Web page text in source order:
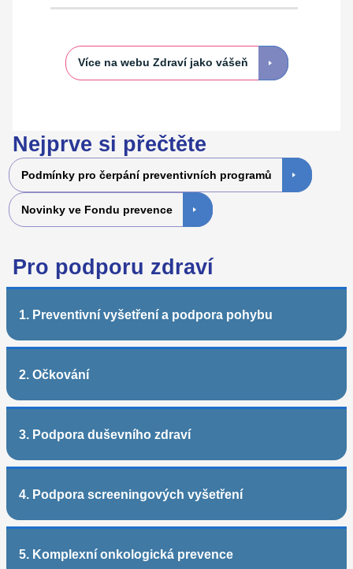
Více na webu Zdraví jako vášeň
Nejprve si přečtěte
Podmínky pro čerpání preventivních programů
Novinky ve Fondu prevence
Pro podporu zdraví
1. Preventivní vyšetření a podpora pohybu
2. Očkování
3. Podpora duševního zdraví
4. Podpora screeningových vyšetření
5. Komplexní onkologická prevence